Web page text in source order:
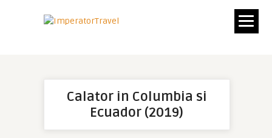
Calator in Columbia si
Ecuador (2019)